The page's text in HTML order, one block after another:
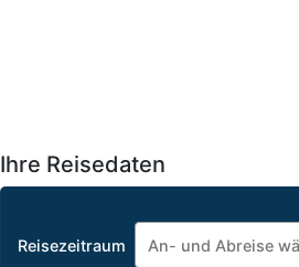
Ihre Reisedaten
Reisezeitraum